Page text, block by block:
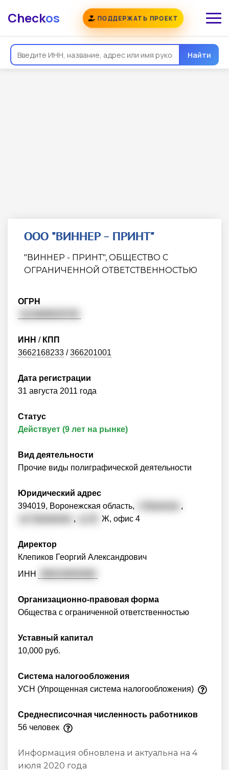
Checkos ПОДДЕРЖАТЬ ПРОЕКТ
Найти
ООО "ВИННЕР - ПРИНТ"
"ВИННЕР - ПРИНТ", ОБЩЕСТВО С
ОГРАНИЧЕННОЙ ОТВЕТСТВЕННОСТЬЮ
ОГРН
ИНН / КПП
3662168233 /366201001
Дата регистрации
31 августа 2011 года
Статус
Действует (9 лет на рынке)
Вид деятельности
Прочие виды полиграфической деятельности
Юридический адрес
394019, Воронежская область,
,
, Ж, офис 4
Директор
Клепиков Георгий Александрович
ИНН
Организационно-правовая форма
Общества с ограниченной ответственностью
Уставный капитал
10,000 руб.
Система налогообложения
УСН (Упрощенная система налогообложения)
Среднесписочная численность работников
56 человек
Информация обновлена и актуальна на 4
июля 2020 года